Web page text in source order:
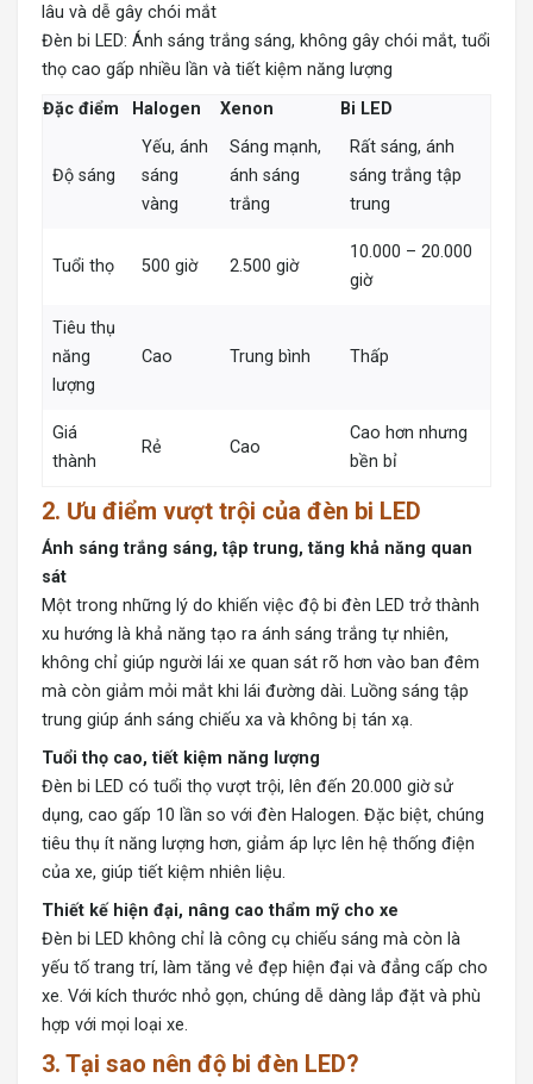
lâu và dễ gây chói mắt
Đèn bi LED: Ánh sáng trắng sáng, không gây chói mắt, tuổi
thọ cao gấp nhiều lần và tiết kiệm năng lượng
Đặc điểm
Halogen Xenon Bi LED
Độ sáng
Yếu, ánh
sáng
vàng
Sáng mạnh,
ánh sáng
trắng
Rất sáng, ánh
sáng trắng tập
trung
Tuổi thọ 500 giờ 2.500 giờ
10.000 – 20.000
giờ
Tiêu thụ
năng
lượng
Cao Trung bình Thấp
Giá
thành
Rẻ Cao
Cao hơn nhưng
bền bỉ
2. Ưu điểm vượt trội của đèn bi LED
Ánh sáng trắng sáng, tập trung, tăng khả năng quan
sát
Một trong những lý do khiến việc độ bi đèn LED trở thành
xu hướng là khả năng tạo ra ánh sáng trắng tự nhiên,
không chỉ giúp người lái xe quan sát rõ hơn vào ban đêm
mà còn giảm mỏi mắt khi lái đường dài. Luồng sáng tập
trung giúp ánh sáng chiếu xa và không bị tán xạ.
Tuổi thọ cao, tiết kiệm năng lượng
Đèn bi LED có tuổi thọ vượt trội, lên đến 20.000 giờ sử
dụng, cao gấp 10 lần so với đèn Halogen. Đặc biệt, chúng
tiêu thụ ít năng lượng hơn, giảm áp lực lên hệ thống điện
của xe, giúp tiết kiệm nhiên liệu.
Thiết kế hiện đại, nâng cao thẩm mỹ cho xe
Đèn bi LED không chỉ là công cụ chiếu sáng mà còn là
yếu tố trang trí, làm tăng vẻ đẹp hiện đại và đẳng cấp cho
xe. Với kích thước nhỏ gọn, chúng dễ dàng lắp đặt và phù
hợp với mọi loại xe.
3. Tại sao nên độ bi đèn LED?